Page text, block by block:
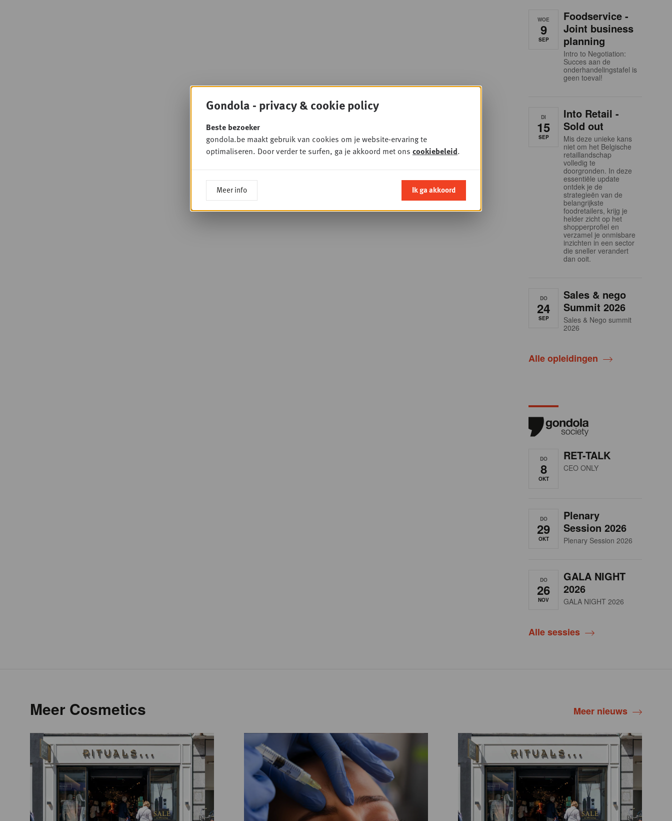
WOE
9
SEP
Foodservice -
Joint business
planning
Intro to Negotiation:
Succes aan de
onderhandelingstafel is
geen toeval!
DI
15
SEP
Into Retail -
Sold out
Mis deze unieke kans
niet om het Belgische
retaillandschap
volledig te
doorgronden. In deze
essentiële update
ontdek je de
strategieën van de
belangrijkste
foodretailers, krijg je
helder zicht op het
shopperprofiel en
verzamel je onmisbare
inzichten in een sector
die sneller verandert
dan ooit.
DO
24
SEP
Sales & nego
Summit 2026
Sales & Nego summit
2026
Alle opleidingen
DO
8
OKT
RET-TALK
CEO ONLY
DO
29
OKT
Plenary
Session 2026
Plenary Session 2026
DO
26
NOV
GALA NIGHT
2026
GALA NIGHT 2026
Alle sessies
Meer Cosmetics Meer nieuws
Gondola - privacy & cookie policy
Beste bezoeker
gondola.be maakt gebruik van cookies om je website-ervaring te
optimaliseren. Door verder te surfen, ga je akkoord met ons cookiebeleid.
Meer info Ik ga akkoord